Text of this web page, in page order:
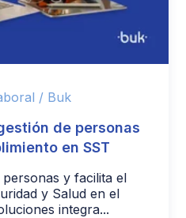
/ Buk
de personas
en SST
y facilita el
y Salud en el
integra...